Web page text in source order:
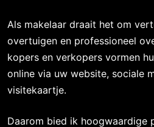
Als makelaar draait het om
overtuigen en professioneel
kopers en verkopers vormen
online via uw website, sociale
visitekaartje.
Daarom bied ik hoogwaardige